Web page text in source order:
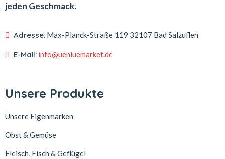
jeden Geschmack.
Adresse: Max-Planck-Straße 119 32107 Bad Salzuflen
E-Mail: info@uenluemarket.de
Unsere Produkte
Unsere Eigenmarken
Obst & Gemüse
Fleisch, Fisch & Geflügel